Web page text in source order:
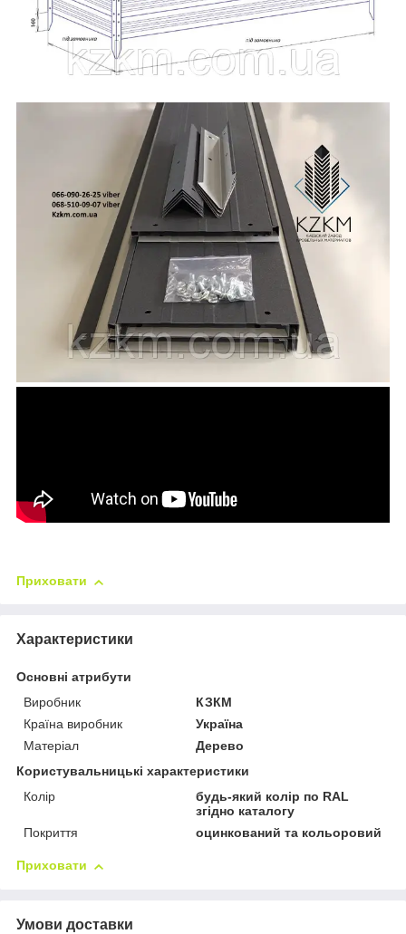
Приховати
Характеристики
Основні атрибути
Виробник
КЗКМ
Країна виробник
Україна
Матеріал
Дерево
Користувальницькі характеристики
Колір
будь-який колір по RAL
згідно каталогу
Покриття
оцинкований та кольоровий
Приховати
Умови доставки